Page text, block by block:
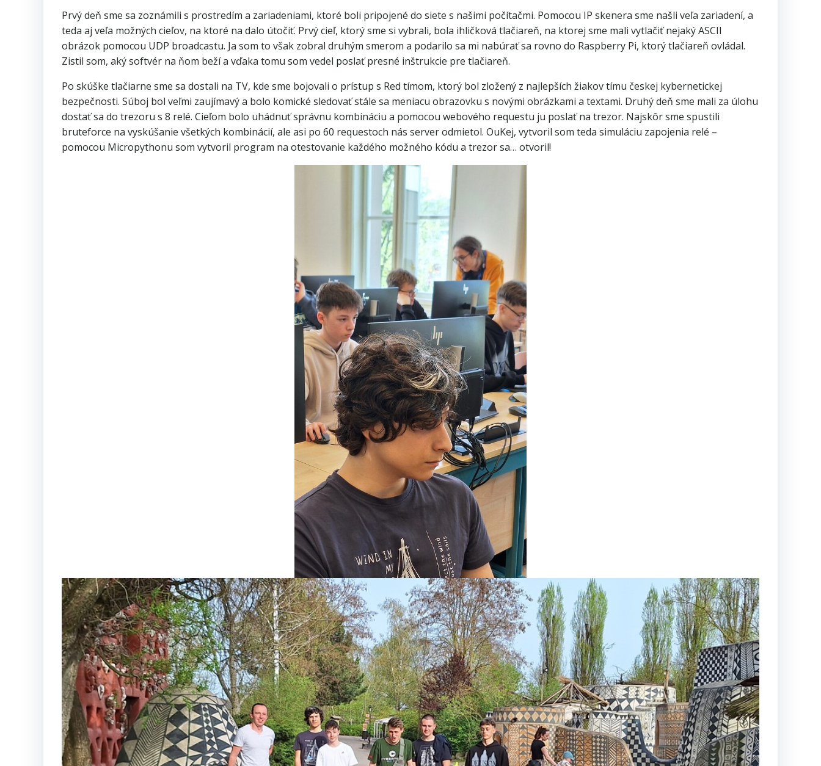
Prvý deň sme sa zoznámili s prostredím a zariadeniami, ktoré boli pripojené do siete s našimi počítačmi. Pomocou IP skenera sme našli veľa zariadení, a
teda aj veľa možných cieľov, na ktoré na dalo útočiť. Prvý cieľ, ktorý sme si vybrali, bola ihličková tlačiareň, na ktorej sme mali vytlačiť nejaký ASCII
obrázok pomocou UDP broadcastu. Ja som to však zobral druhým smerom a podarilo sa mi nabúrať sa rovno do Raspberry Pi, ktorý tlačiareň ovládal.
Zistil som, aký softvér na ňom beží a vďaka tomu som vedel poslať presné inštrukcie pre tlačiareň.
Po skúške tlačiarne sme sa dostali na TV, kde sme bojovali o prístup s Red tímom, ktorý bol zložený z najlepších žiakov tímu českej kybernetickej
bezpečnosti. Súboj bol veľmi zaujímavý a bolo komické sledovať stále sa meniacu obrazovku s novými obrázkami a textami. Druhý deň sme mali za úlohu
dostať sa do trezoru s 8 relé. Cieľom bolo uhádnuť správnu kombináciu a pomocou webového requestu ju poslať na trezor. Najskôr sme spustili
bruteforce na vyskúšanie všetkých kombinácií, ale asi po 60 requestoch nás server odmietol. OuKej, vytvoril som teda simuláciu zapojenia relé –
pomocou Micropythonu som vytvoril program na otestovanie každého možného kódu a trezor sa… otvoril!